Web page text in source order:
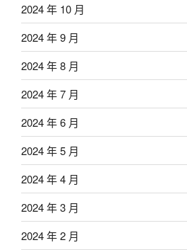
2024 年 10 月
2024 年 9 月
2024 年 8 月
2024 年 7 月
2024 年 6 月
2024 年 5 月
2024 年 4 月
2024 年 3 月
2024 年 2 月